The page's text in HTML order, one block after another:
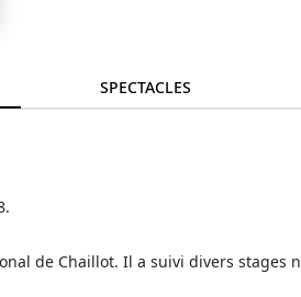
SPECTACLES
de Chaillot. Il a suivi divers stages